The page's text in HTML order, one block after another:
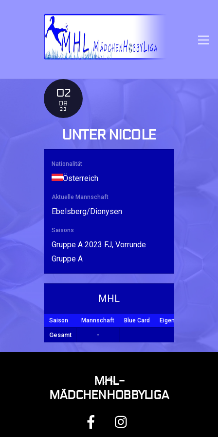
02
09
23
UNTER NICOLE
Nationalität
Österreich
Aktuelle Mannschaft
Ebelsberg/Dionysen
Saisons
Gruppe A 2023 FJ, Vorrunde
Gruppe A
MHL
Saison Mannschaft Blue Card Eigentor
Gesamt -
BACK
TO
MHL-
MÄDCHENHOBBYLIGA
FACEBOOK